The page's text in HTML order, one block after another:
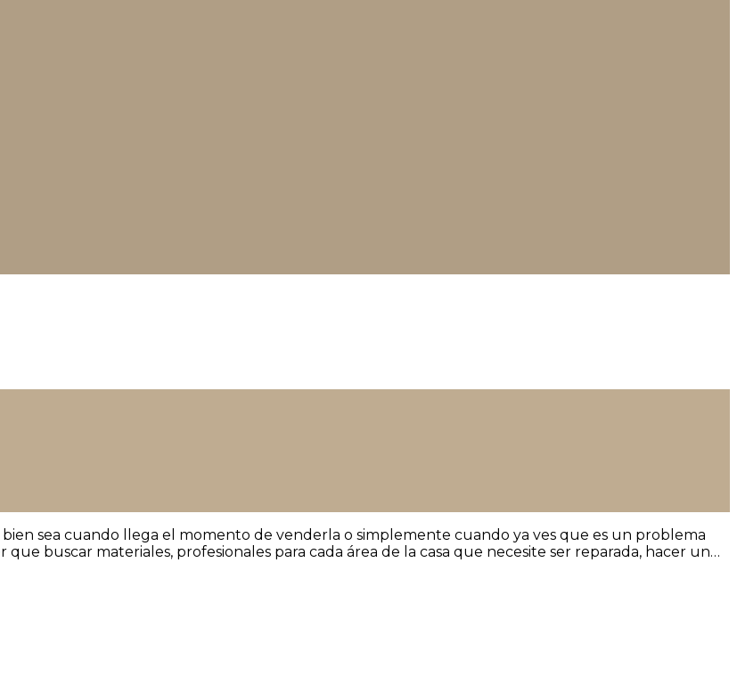
sea cuando llega el momento de venderla o simplemente cuando ya ves que es un problema
buscar materiales, profesionales para cada área de la casa que necesite ser reparada, hacer un…